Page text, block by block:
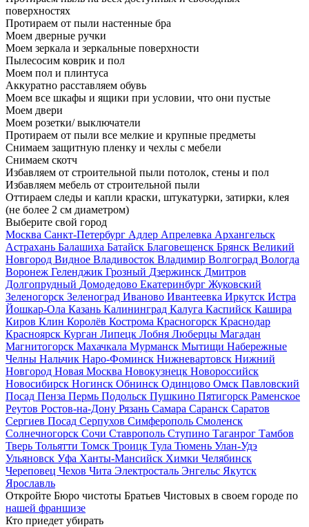
поверхностях
Протираем от пыли настенные бра
Моем дверные ручки
Моем зеркала и зеркальные поверхности
Пылесосим коврик и пол
Моем пол и плинтуса
Аккуратно расставляем обувь
Моем все шкафы и ящики при условии, что они пустые
Моем двери
Моем розетки/ выключатели
Протираем от пыли все мелкие и крупные предметы
Снимаем защитную пленку и чехлы с мебели
Снимаем скотч
Избавляем от строительной пыли потолок, стены и пол
Избавляем мебель от строительной пыли
Оттираем следы и капли краски, штукатурки, затирки, клея
(не более 2 см диаметром)
Выберите свой город
Москва Санкт-Петербург Адлер Апрелевка Архангельск
Астрахань Балашиха Батайск Благовещенск Брянск Великий
Новгород Видное Владивосток Владимир Волгоград Вологда
Воронеж Геленджик Грозный Дзержинск Дмитров
Долгопрудный Домодедово Екатеринбург Жуковский
Зеленогорск Зеленоград Иваново Ивантеевка Иркутск Истра
Йошкар-Ола Казань Калининград Калуга Каспийск Кашира
Киров Клин Королёв Кострома Красногорск Краснодар
Красноярск Курган Липецк Лобня Люберцы Магадан
Магнитогорск Махачкала Мурманск Мытищи Набережные
Челны Нальчик Наро-Фоминск Нижневартовск Нижний
Новгород Новая Москва Новокузнецк Новороссийск
Новосибирск Ногинск Обнинск Одинцово Омск Павловский
Посад Пенза Пермь Подольск Пушкино Пятигорск Раменское
Реутов Ростов-на-Дону Рязань Самара Саранск Саратов
Сергиев Посад Серпухов Симферополь Смоленск
Солнечногорск Сочи Ставрополь Ступино Таганрог Тамбов
Тверь Тольятти Томск Троицк Тула Тюмень Улан-Удэ
Ульяновск Уфа Ханты-Мансийск Химки Челябинск
Череповец Чехов Чита Электросталь Энгельс Якутск
Ярославль
Откройте Бюро чистоты Братьев Чистовых в своем городе по
нашей франшизе
Кто приедет убирать